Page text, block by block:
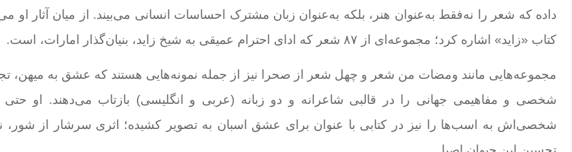
داده که شعر را نه‌فقط به‌عنوان هنر، بلکه به‌عنوان زبان مشترک احساسات انسانی می‌بیند. از میان آثار او
کتاب «زاید» اشاره کرد؛ مجموعه‌ای از ۸۷ شعر که ادای احترام عمیقی به شیخ زاید، بنیان‌گذار امارات، است.
مجموعه‌هایی مانند ومضات من شعر و چهل شعر از صحرا نیز از جمله نمونه‌هایی هستند که عشق به میهن،
شخصی و مفاهیمی جهانی را در قالبی شاعرانه و دو زبانه (عربی و انگلیسی) بازتاب می‌دهند. او حتی
شخصی‌اش به اسب‌ها را نیز در کتابی با عنوان برای عشق اسبان به تصویر کشیده؛ اثری سرشار از شور،